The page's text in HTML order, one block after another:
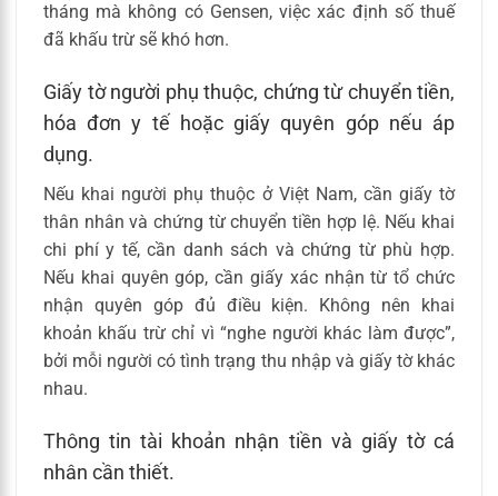
tháng mà không có Gensen, việc xác định số thuế
đã khấu trừ sẽ khó hơn.
Giấy tờ người phụ thuộc, chứng từ chuyển tiền,
hóa đơn y tế hoặc giấy quyên góp nếu áp
dụng.
Nếu khai người phụ thuộc ở Việt Nam, cần giấy tờ
thân nhân và chứng từ chuyển tiền hợp lệ. Nếu khai
chi phí y tế, cần danh sách và chứng từ phù hợp.
Nếu khai quyên góp, cần giấy xác nhận từ tổ chức
nhận quyên góp đủ điều kiện. Không nên khai
khoản khấu trừ chỉ vì “nghe người khác làm được”,
bởi mỗi người có tình trạng thu nhập và giấy tờ khác
nhau.
Thông tin tài khoản nhận tiền và giấy tờ cá
nhân cần thiết.